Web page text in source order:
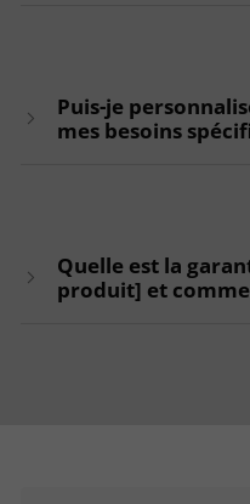
Puis-je
mes besoins
Quelle est la
produit] et